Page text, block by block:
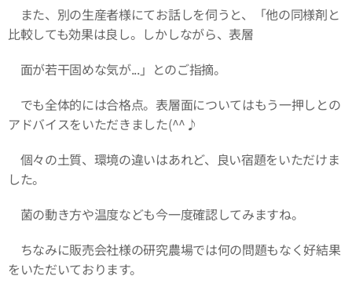
また、別の生産者様にてお話しを伺うと、「他の同様剤と
比較しても効果は良し。しかしながら、表層
面が若干固めな気が...」とのご指摘。
でも全体的には合格点。表層面についてはもう一押しとの
アドバイスをいただきました(^^♪
個々の土質、環境の違いはあれど、良い宿題をいただけま
した。
菌の動き方や温度なども今一度確認してみますね。
ちなみに販売会社様の研究農場では何の問題もなく好結果
をいただいております。